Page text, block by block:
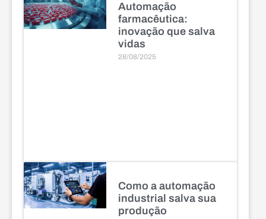
Automação
farmacêutica:
inovação que salva
vidas
28/08/2025
Como a automação
industrial salva sua
produção